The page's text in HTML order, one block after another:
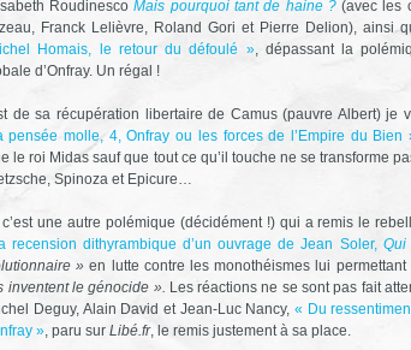
RoudinescoMais pourquoi tant de haine ?(avec les
Franck Lelièvre, Roland Gori et Pierre Delion), ainsi
Homais, le retour du défoulé », dépassant la
d’Onfray. Un régal !
de sa récupération libertaire de Camus (pauvre Albert) je
pensée molle, 4, Onfray ou les forces de l’Empire du Bien
le roi Midas sauf que tout ce qu’il touche ne se transforme
Spinoza et Epicure…
c’est une autre polémique (décidément !) qui a remis le
recension dithyrambique d’un ouvrage de Jean Soler,
»en lutte contre les monothéismes lui permettant
inventent le génocide ». Les réactions ne se sont pas fait
Deguy, Alain David et Jean-Luc Nancy, « Du
», paru sur Libé.fr, le remis justement à sa place.